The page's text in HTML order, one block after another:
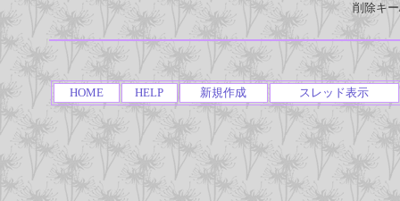
削除キ
HOME HELP 新規作成 スレッド表示